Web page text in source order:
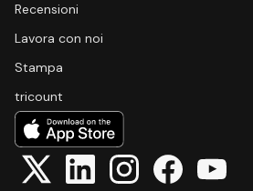
Recensioni
Lavora con noi
Stampa
tricount